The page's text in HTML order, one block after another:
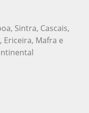
Sintra, Cascais,
Ericeira, Mafra e